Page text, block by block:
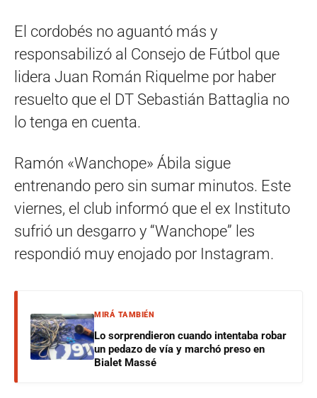
El cordobés no aguantó más y
responsabilizó al Consejo de Fútbol que
lidera Juan Román Riquelme por haber
resuelto que el DT Sebastián Battaglia no
lo tenga en cuenta.
Ramón «Wanchope» Ábila sigue
entrenando pero sin sumar minutos. Este
viernes, el club informó que el ex Instituto
sufrió un desgarro y “Wanchope” les
respondió muy enojado por Instagram.
MIRÁ TAMBIÉN
Lo sorprendieron cuando intentaba robar
un pedazo de vía y marchó preso en
Bialet Massé